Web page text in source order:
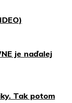
je naďalej
Tak potom